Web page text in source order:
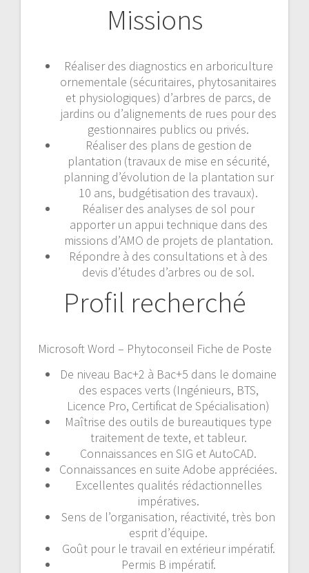
Missions
Réaliser des diagnostics en arboriculture
ornementale (sécuritaires, phytosanitaires
et physiologiques) d’arbres de parcs, de
jardins ou d’alignements de rues pour des
gestionnaires publics ou privés.
Réaliser des plans de gestion de
plantation (travaux de mise en sécurité,
planning d’évolution de la plantation sur
10 ans, budgétisation des travaux).
Réaliser des analyses de sol pour
apporter un appui technique dans des
missions d’AMO de projets de plantation.
Répondre à des consultations et à des
devis d’études d’arbres ou de sol.
Profil recherché
Microsoft Word – Phytoconseil Fiche de Poste
De niveau Bac+2 à Bac+5 dans le domaine
des espaces verts (Ingénieurs, BTS,
Licence Pro, Certificat de Spécialisation)
Maîtrise des outils de bureautiques type
traitement de texte, et tableur.
Connaissances en SIG et AutoCAD.
Connaissances en suite Adobe appréciées.
Excellentes qualités rédactionnelles
impératives.
Sens de l’organisation, réactivité, très bon
esprit d’équipe.
Goût pour le travail en extérieur impératif.
Permis B impératif.